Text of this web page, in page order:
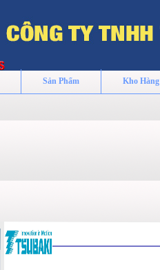
Sản Phẩm Kho Hàng